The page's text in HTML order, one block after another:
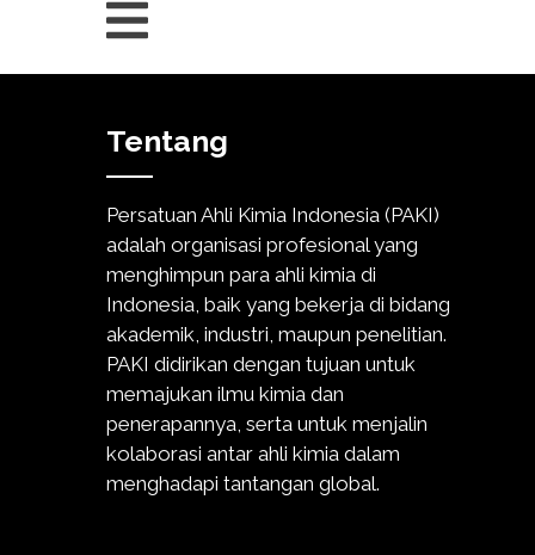
Tentang
Persatuan Ahli Kimia Indonesia (PAKI)
adalah organisasi profesional yang
menghimpun para ahli kimia di
Indonesia, baik yang bekerja di bidang
akademik, industri, maupun penelitian.
PAKI didirikan dengan tujuan untuk
memajukan ilmu kimia dan
penerapannya, serta untuk menjalin
kolaborasi antar ahli kimia dalam
menghadapi tantangan global.